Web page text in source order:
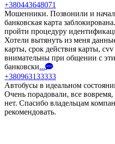
+380443648071
Мошенники. Позвонили и
банковская карта
пройти процедуру
Хотели вытянуть из меня
карты, срок действия карты,
внимательны при общении с
банковски...
+380963133333
Автобусы в идеальном
Очень порадовали, все
нет. Спасибо владельцам
рекомендовать.